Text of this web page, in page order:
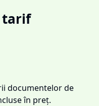
tarif
documentelor de
în preț.